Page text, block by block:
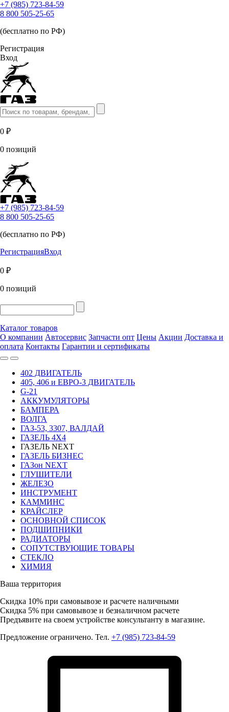
+7 (985) 723-84-59
8 800 505-25-65
(бесплатно по РФ)
Регистрация
Вход
0 ₽
0 позиций
+7 (985) 723-84-59
8 800 505-25-65
(бесплатно по РФ)
РегистрацияВход
0 ₽
0 позиций
Каталог товаров
О компании Автосервис Запчасти опт Цены Акции Доставка и
оплата Контакты Гарантии и сертификаты
402 ДВИГАТЕЛЬ
405, 406 и ЕВРО-3 ДВИГАТЕЛЬ
G-21
АККУМУЛЯТОРЫ
БАМПЕРА
ВОЛГА
ГАЗ-53, 3307, ВАЛДАЙ
ГАЗЕЛЬ 4Х4
ГАЗЕЛЬ NEXT
ГАЗЕЛЬ БИЗНЕС
ГАЗон NEXT
ГЛУШИТЕЛИ
ЖЕЛЕЗО
ИНСТРУМЕНТ
КАММИНС
КРАЙСЛЕР
ОСНОВНОЙ СПИСОК
ПОДШИПНИКИ
РАДИАТОРЫ
СОПУТСТВУЮЩИЕ ТОВАРЫ
СТЕКЛО
ХИМИЯ
Ваша территория
Скидка 10% при самовывозе и расчете наличными
Скидка 5% при самовывозе и безналичном расчете
Предъявите на своем устройстве консультанту в магазине.
Предложение ограничено. Тел. +7 (985) 723-84-59